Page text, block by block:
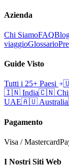
Azienda
Chi SiamoFAQ
viaggioGlossario
Guide Visto
Tutti i 25+ Paesi
🇮🇳 India🇨🇳
UAE🇦🇺 Australia
Pagamento
Visa / Mastercard
I Nostri Siti Web